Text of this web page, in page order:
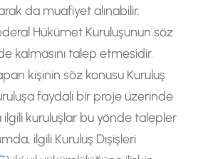
da muafiyet alınabilir.
Hükümet Kuruluşunun söz
kalmasını talep etmesidir.
kişinin söz konusu Kuruluş
faydalı bir proje üzerinde
ilgili kuruluşlar bu yönde talepler
ilgili Kuruluş Dışişleri